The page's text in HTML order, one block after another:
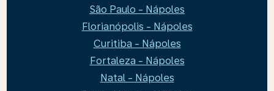
São Paulo - Nápoles
Florianópolis - Nápoles
Curitiba - Nápoles
Fortaleza - Nápoles
Natal - Nápoles